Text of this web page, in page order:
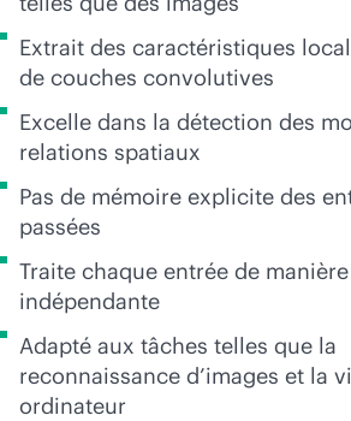
Extrait des caractéristiques
de couches convolutives
Excelle dans la détection des
relations spatiaux
Pas de mémoire explicite des
passées
Traite chaque entrée de manière
indépendante
Adapté aux tâches telles que la
reconnaissance d’images et la
ordinateur